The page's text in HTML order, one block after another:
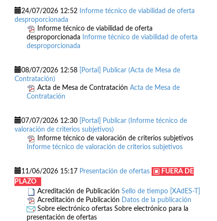
24/07/2026 12:52
Informe técnico de viabilidad de oferta
desproporcionada
Informe técnico de viabilidad de oferta
desproporcionada
Informe técnico de viabilidad de oferta
desproporcionada
08/07/2026 12:58
[Portal] Publicar (Acta de Mesa de
Contratación)
Acta de Mesa de Contratación Acta de Mesa de
Contratación
07/07/2026 12:30
[Portal] Publicar (Informe técnico de
valoración de criterios subjetivos)
Informe técnico de valoración de criterios subjetivos
Informe técnico de valoración de criterios subjetivos
11/06/2026 15:17 Presentación de ofertas
FUERA DE
PLAZO
Acreditación de Publicación Sello de tiempo [XAdES-T]
Acreditación de Publicación Datos de la publicación
Sobre electrónico ofertas Sobre electrónico para la
presentación de ofertas